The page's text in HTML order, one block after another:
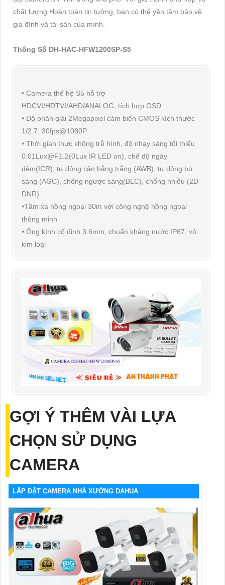
chất lượng Hoàn toàn tin tưởng, bạn có thể yên tâm bảo vệ
gia đình và tài sản của mình.
Thông Số DH-HAC-HFW1200SP-S5
• Camera thế hệ S5 hỗ trợ
HDCVI/HDTVI/AHD/ANALOG, tích hợp OSD
• Độ phân giải 2Megapixel cảm biến CMOS kích thước
1/2.7, 30fps@1080P
• Thời gian thực không trễ hình, độ nhạy sáng tối thiểu
0.01Lux@F1.2(0Lux IR LED on), chế độ ngày
đêm(ICR), tự động cân bằng trắng (AWB), tự động bù
sáng (AGC), chống ngược sáng(BLC), chống nhiễu (2D-
DNR)
•Tầm xa hồng ngoại 30m với công nghệ hồng ngoại
thông minh
• Ống kính cố định 3.6mm, chuẩn kháng nước IP67, vỏ
kim loại
GỢI Ý THÊM VÀI LỰA
CHỌN SỬ DỤNG
CAMERA
LẮP ĐẶT CAMERA NHÀ XƯỞNG DAHUA